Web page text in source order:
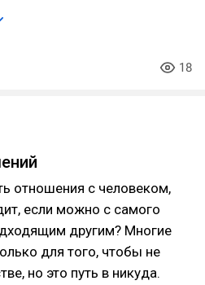
18
отношения с человеком,
если можно с самого
другим? Многие
для того, чтобы не
но это путь в никуда.